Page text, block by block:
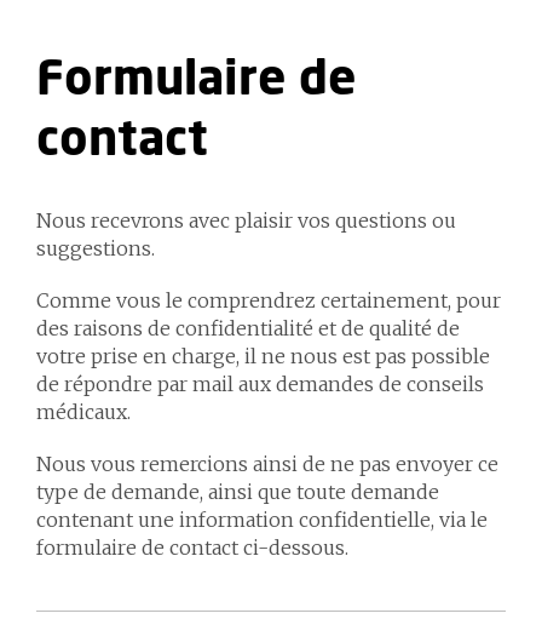
Formulaire de
contact
Nous recevrons avec plaisir vos questions ou
suggestions.
Comme vous le comprendrez certainement, pour
des raisons de confidentialité et de qualité de
votre prise en charge, il ne nous est pas possible
de répondre par mail aux demandes de conseils
médicaux.
Nous vous remercions ainsi de ne pas envoyer ce
type de demande, ainsi que toute demande
contenant une information confidentielle, via le
formulaire de contact ci-dessous.